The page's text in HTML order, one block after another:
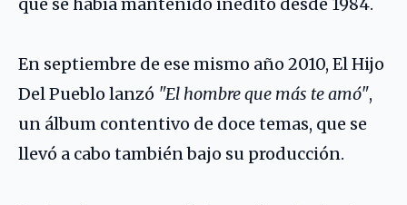
que se había mantenido inédito desde 1984.
En septiembre de ese mismo año 2010, El Hijo
Del Pueblo lanzó "El hombre que más te amó",
un álbum contentivo de doce temas, que se
llevó a cabo también bajo su producción.